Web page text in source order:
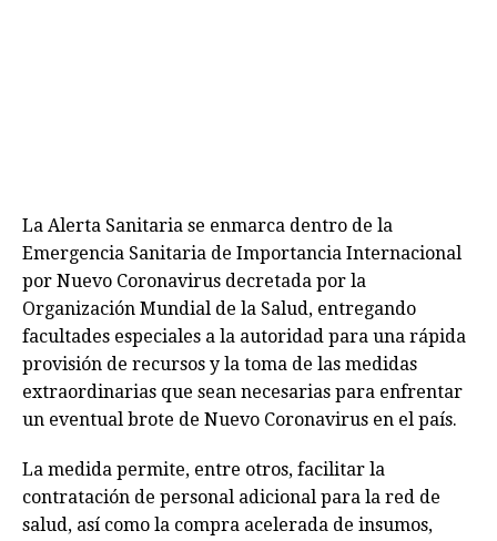
La Alerta Sanitaria se enmarca dentro de la
Emergencia Sanitaria de Importancia Internacional
por Nuevo Coronavirus decretada por la
Organización Mundial de la Salud, entregando
facultades especiales a la autoridad para una rápida
provisión de recursos y la toma de las medidas
extraordinarias que sean necesarias para enfrentar
un eventual brote de Nuevo Coronavirus en el país.
La medida permite, entre otros, facilitar la
contratación de personal adicional para la red de
salud, así como la compra acelerada de insumos,